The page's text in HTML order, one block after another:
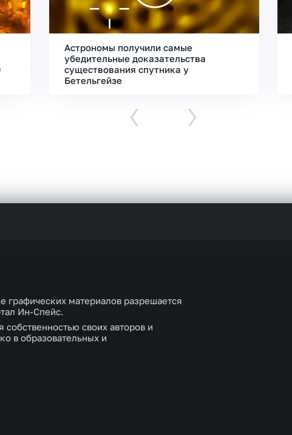
Астрономы получили самые
убедительные доказательства
существования спутника у
Бетельгейзе
‹ ›
графических материалов разрешается
Ин-Спейс.
своих авторов и
в образовательных и